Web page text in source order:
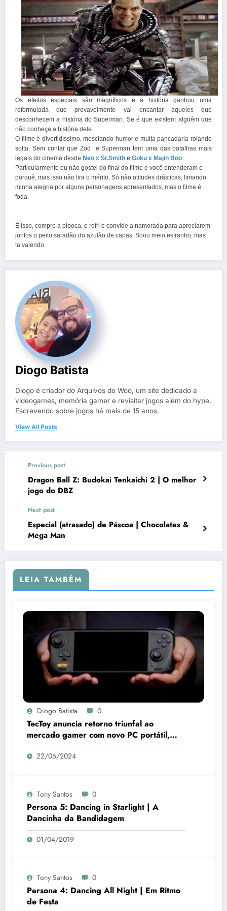
Os efeitos especiais são magníficos e a história ganhou uma
reformulada que provavelmente vai encantar aqueles que
desconhecem a história do Superman. Se é que existem alguém que
não conheça a história dele.
O filme é divertidíssimo, mesclando humor e muita pancadaria rolando
solta. Sem contar que Zod e Superman tem uma das batalhas mais
legais do cinema desde Neo x Sr.Smith e Goku x Majin Boo.
Particularmente eu não gostei do final do filme e você entenderam o
porquê, mas isso não tira o mérito. Só não atitudes drásticas, limando
minha alegria por alguns personagens apresentados, mas o filme é
foda.
É isso, compre a pipoca, o refri e convide a namorada para apreciarem
juntos o peito saradão do azulão de capas. Soou meio estranho, mas
ta valendo.
Diogo Batista
Diogo é criador do Arquivos do Woo, um site dedicado a
videogames, memória gamer e revisitar jogos além do hype.
Escrevendo sobre jogos há mais de 15 anos.
View All Posts
Previous post
Dragon Ball Z: Budokai Tenkaichi 2 | O melhor
jogo do DBZ
Next post
Especial (atrasado) de Páscoa | Chocolates &
Mega Man
LEIA TAMBÉM
Diogo Batista 0
TecToy anuncia retorno triunfal ao
mercado gamer com novo PC portátil,
periféricos e jogos
22/06/2024
Tony Santos 0
Persona 5: Dancing in Starlight | A
Dancinha da Bandidagem
01/04/2019
Tony Santos 0
Persona 4: Dancing All Night | Em Ritmo
de Festa